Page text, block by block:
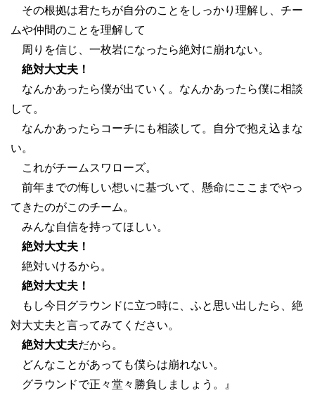
その根拠は君たちが自分のことをしっかり理解し、チー
ムや仲間のことを理解して
周りを信じ、一枚岩になったら絶対に崩れない。
絶対大丈夫！
なんかあったら僕が出ていく。なんかあったら僕に相談
して。
なんかあったらコーチにも相談して。自分で抱え込まな
い。
これがチームスワローズ。
前年までの悔しい想いに基づいて、懸命にここまでやっ
てきたのがこのチーム。
みんな自信を持ってほしい。
絶対大丈夫！
絶対いけるから。
絶対大丈夫！
もし今日グラウンドに立つ時に、ふと思い出したら、絶
対大丈夫と言ってみてください。
絶対大丈夫だから。
どんなことがあっても僕らは崩れない。
グラウンドで正々堂々勝負しましょう。』